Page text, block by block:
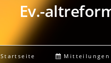
Ev.-
Startseite Mitteilungen